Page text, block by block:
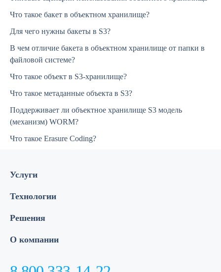
Что такое бакет в объектном хранилище?
Для чего нужны бакеты в S3?
В чем отличие бакета в объектном хранилище от папки в
файловой системе?
Что такое объект в S3-хранилище?
Что такое метаданные объекта в S3?
Поддерживает ли объектное хранилище S3 модель
(механизм) WORM?
Что такое Erasure Сoding?
Услуги
Технологии
Решения
О компании